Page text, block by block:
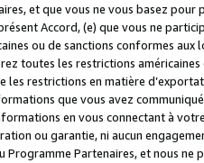
et que vous ne vous basez
Accord, (e) que vous ne
ou de sanctions conformes
toutes les restrictions
les restrictions en matière
que vous avez
en vous connectant à
ou garantie, ni aucun
Partenaires, et nous